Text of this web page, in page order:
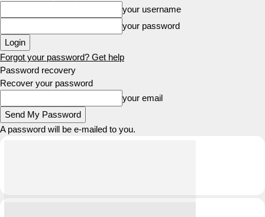
your username
your password
Forgot your password? Get help
Password recovery
Recover your password
your email
A password will be e-mailed to you.